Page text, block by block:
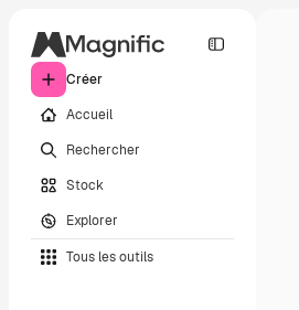
Créer
Accueil
Rechercher
Stock
Explorer
Tous les outils